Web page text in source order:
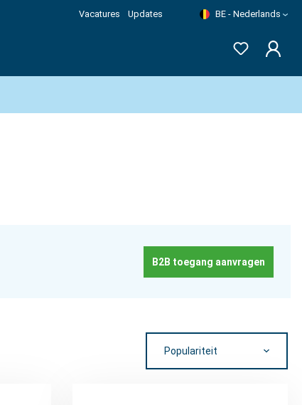
Vacatures Updates BE - Nederlands
B2B toegang aanvragen